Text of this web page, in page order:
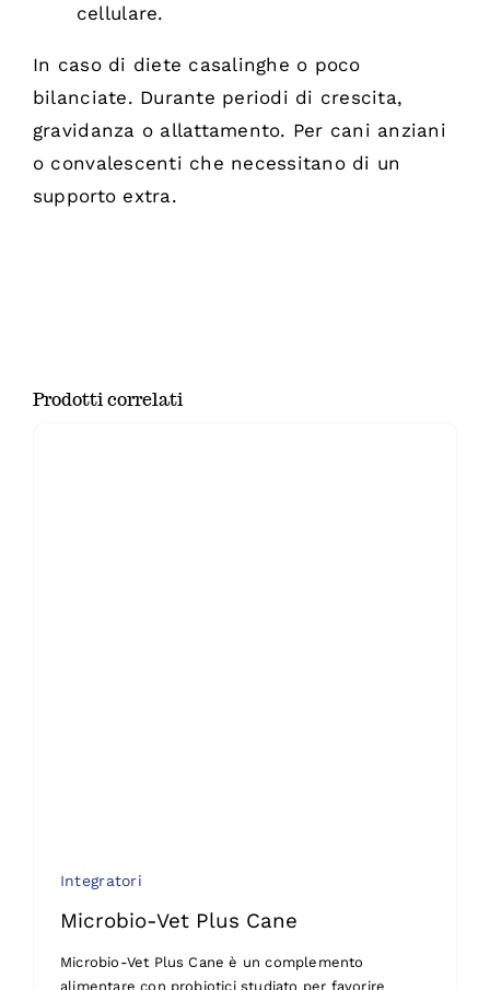
cellulare.
In caso di diete casalinghe o poco
bilanciate. Durante periodi di crescita,
gravidanza o allattamento. Per cani anziani
o convalescenti che necessitano di un
supporto extra.
Prodotti correlati
Integratori
Microbio-Vet Plus Cane
Microbio-Vet Plus Cane è un complemento
alimentare con probiotici studiato per favorire